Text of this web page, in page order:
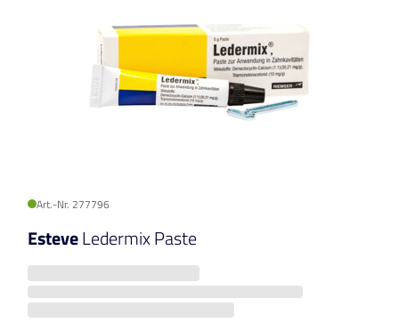
Art.-Nr. 277796
EsteveLedermix Paste